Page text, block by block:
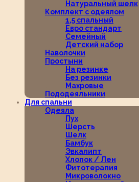
Натуральный шелк
Комплект с одеялом
1,5 спальный
Евро стандарт
Семейный
Детский набор
Наволочки
Простыни
На резинке
Без резинки
Махровые
Пододеяльники
Для спальни
Одеяла
Пух
Шерсть
Шелк
Бамбук
Эвкалипт
Хлопок / Лен
Фитотерапия
Микроволокно